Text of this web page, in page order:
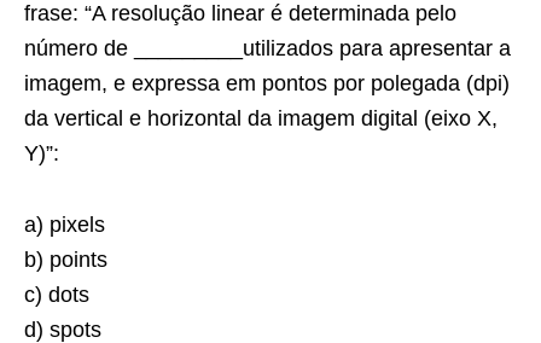
frase: “A resolução linear é determinada pelo
número de _________utilizados para apresentar a
imagem, e expressa em pontos por polegada (dpi)
da vertical e horizontal da imagem digital (eixo X,
Y)”:
a) pixels
b) points
c) dots
d) spots